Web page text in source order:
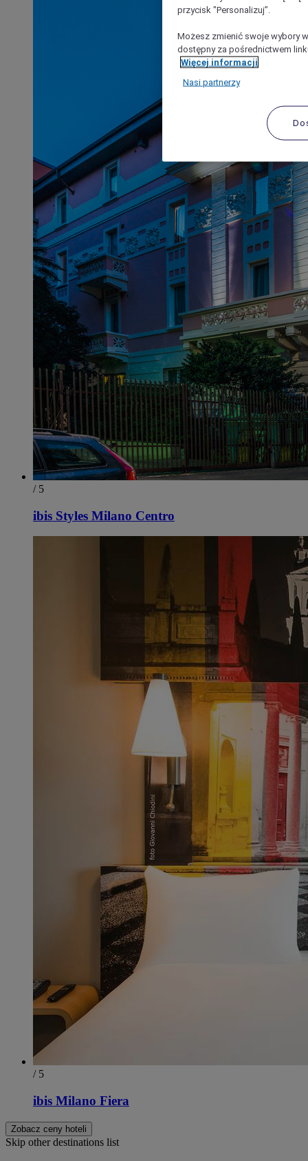
/ 5
ibis Styles Milano Centro
/ 5
ibis Milano Fiera
Zobacz ceny hoteli
Skip other destinations list
przycisk "Personalizuj”.
Możesz zmienić swoje wybory
dostępny za pośrednictwem
Więcej informacji
Nasi partnerzy